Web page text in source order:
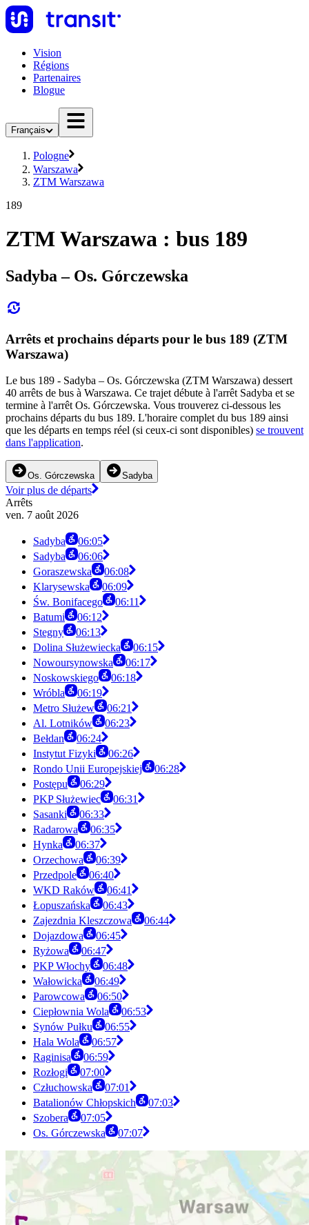
Vision
Régions
Partenaires
Blogue
Français
Pologne
Warszawa
ZTM Warszawa
189
ZTM Warszawa : bus 189
Sadyba – Os. Górczewska
Arrêts et prochains départs pour le bus 189 (ZTM
Warszawa)
Le bus 189 - Sadyba – Os. Górczewska (ZTM Warszawa) dessert
40 arrêts de bus à Warszawa. Ce trajet débute à l'arrêt Sadyba et se
termine à l'arrêt Os. Górczewska. Vous trouverez ci-dessous les
prochains départs du bus 189. L'horaire complet du bus 189 ainsi
que les départs en temps réel (si ceux-ci sont disponibles) se trouvent
dans l'application.
Os. Górczewska Sadyba
Voir plus de départs
Arrêts
ven. 7 août 2026
Sadyba
06:05
Sadyba
06:06
Goraszewska
06:08
Klarysewska
06:09
Św. Bonifacego
06:11
Batumi
06:12
Stegny
06:13
Dolina Służewiecka
06:15
Nowoursynowska
06:17
Noskowskiego
06:18
Wróbla
06:19
Metro Służew
06:21
Al. Lotników
06:23
Bełdan
06:24
Instytut Fizyki
06:26
Rondo Unii Europejskiej
06:28
Postępu
06:29
PKP Służewiec
06:31
Sasanki
06:33
Radarowa
06:35
Hynka
06:37
Orzechowa
06:39
Przedpole
06:40
WKD Raków
06:41
Łopuszańska
06:43
Zajezdnia Kleszczowa
06:44
Dojazdowa
06:45
Ryżowa
06:47
PKP Włochy
06:48
Wałowicka
06:49
Parowcowa
06:50
Ciepłownia Wola
06:53
Synów Pułku
06:55
Hala Wola
06:57
Raginisa
06:59
Rozłogi
07:00
Człuchowska
07:01
Batalionów Chłopskich
07:03
Szobera
07:05
Os. Górczewska
07:07